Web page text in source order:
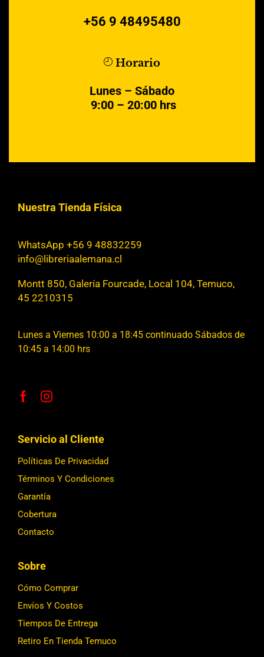
+56 9 48495480
Horario
Lunes – Sábado
9:00 – 20:00 hrs
Nuestra Tienda Física
WhatsApp +56 9 48832259
info@libreriaalemana.cl
Montt 850, Galería Fourcade, Local 104, Temuco,
45 2210315
Lunes a Viernes 10:00 a 18:45 continuado Sábados de
10:45 a 14:00 hrs
Servicio al Cliente
Políticas De Privacidad
Términos Y Condiciones
Garantía
Cobertura
Contacto
Sobre
Cómo Comprar
Envíos Y Costos
Tiempos De Entrega
Retiro En Tienda Temuco